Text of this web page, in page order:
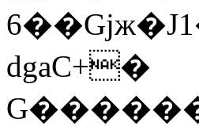
dgaC+�